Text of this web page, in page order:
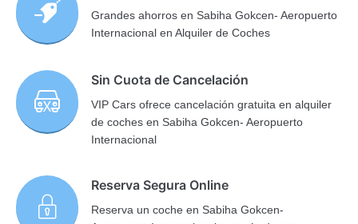
Grandes ahorros en Sabiha Gokcen- Aeropuerto
Internacional en Alquiler de Coches
Sin Cuota de Cancelación
VIP Cars ofrece cancelación gratuita en alquiler
de coches en Sabiha Gokcen- Aeropuerto
Internacional
Reserva Segura Online
Reserva un coche en Sabiha Gokcen-